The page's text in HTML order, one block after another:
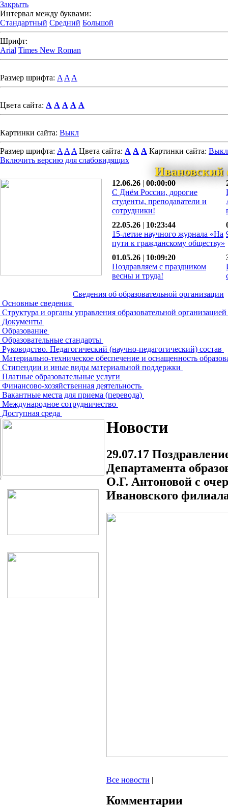
Закрыть
Интервал между буквами:
Стандартный Средний Большой
Шрифт:
Arial Times New Roman
Размер шрифта: A A A
Цвета сайта: A A A A A
Картинки сайта: Выкл
Размер шрифта: A A A Цвета сайта: A A A Картинки сайта: Выкл
Включить версию для слабовидящих
12.06.26 | 00:00:00
С Днём России, дорогие
студенты, преподаватели и
сотрудники!
22.05.26 | 10:23:44
15-летие научного журнала «На
пути к гражданскому обществу»
01.05.26 | 10:09:20
Поздравляем с праздником
весны и труда!
Сведения об образовательной организации
Основные сведения
Структура и органы управления образовательной организацией
Документы
Образование
Образовательные стандарты
Руководство. Педагогический (научно-педагогический) состав
Материально-техническое обеспечение и оснащенность
Стипендии и иные виды материальной поддержки
Платные образовательные услуги
Финансово-хозяйственная деятельность
Вакантные места для приема (перевода)
Международное сотрудничество
Доступная среда
Новости
29.07.17
Департамента
О.Г. Антоновой с
Ивановского
Все новости |
Комментарии